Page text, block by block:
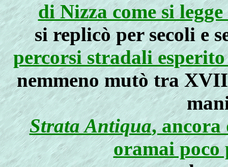
di Nizza come si
si replicò per secoli e
percorsi stradali
nemmeno mutò tra
Strata Antiqua,
oramai poco